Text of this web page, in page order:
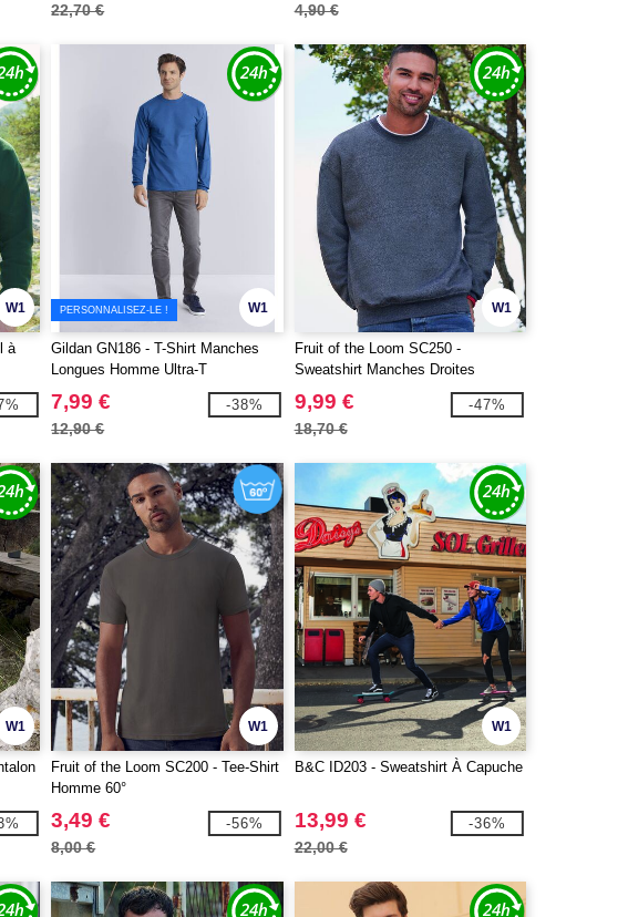
22,70 € 4,90 €
W1
à
W1
PERSONNALISEZ-LE !
Gildan GN186 - T-Shirt Manches
Longues Homme Ultra-T
7,99 €
12,90 €
-38%
W1
Fruit of the Loom SC250 -
Sweatshirt Manches Droites
9,99 €
18,70 €
-47%
W1 W1
Fruit of the Loom SC200 - Tee-Shirt
Homme 60°
3,49 €
8,00 €
-56%
W1
B&C ID203 - Sweatshirt À Capuche
13,99 €
22,00 €
-36%